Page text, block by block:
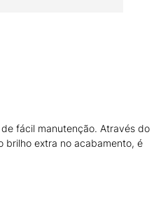
fácil manutenção. Através do
brilho extra no acabamento, é